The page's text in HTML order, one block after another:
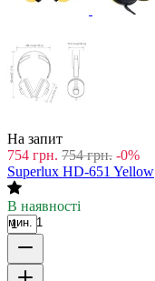
На запит
754 грн. 754 грн. -0%
Superlux HD-651 Yellow
В наявності
мин. 1